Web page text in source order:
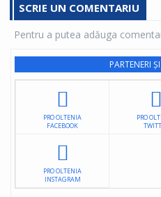
SCRIE UN COMENTARIU
Pentru a putea adăuga
PARTENERI
PRO OLTENIA
FACEBOOK
PRO
PRO OLTENIA
INSTAGRAM